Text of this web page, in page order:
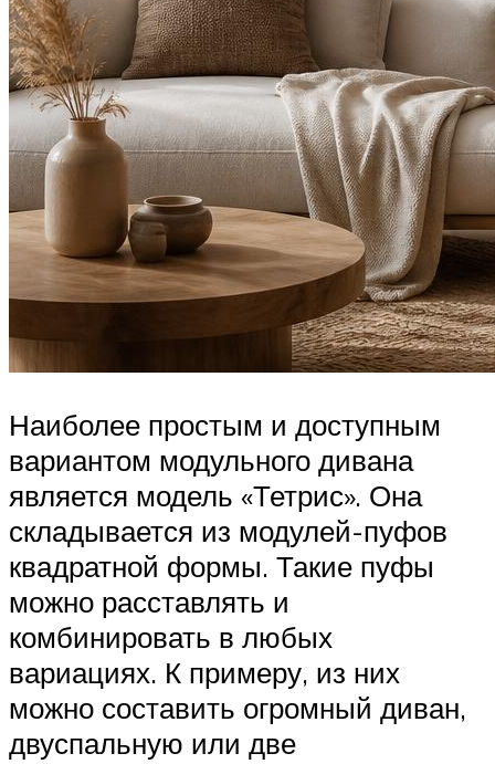
Наиболее простым и доступным
вариантом модульного дивана
является модель «Тетрис». Она
складывается из модулей-пуфов
квадратной формы. Такие пуфы
можно расставлять и
комбинировать в любых
вариациях. К примеру, из них
можно составить огромный диван,
двуспальную или две